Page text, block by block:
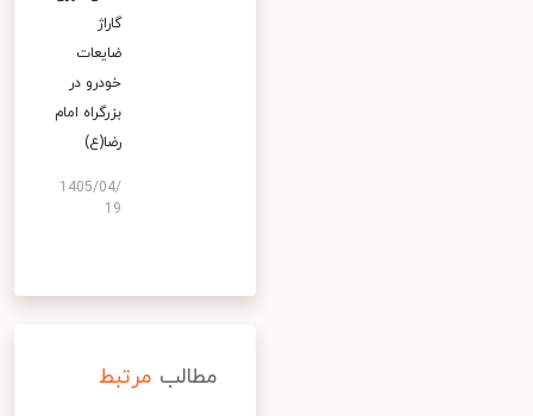
گاراژ
ضایعات
خودرو در
بزرگراه امام
رضا(ع)
1405/04/
19
مطالب مرتبط